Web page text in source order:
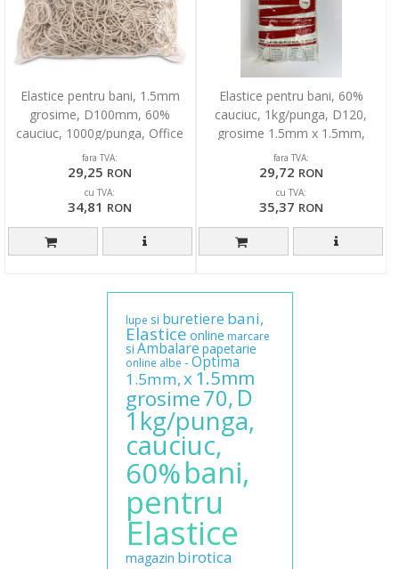
Elastice pentru bani, 1.5mm
grosime, D100mm, 60%
cauciuc, 1000g/punga, Office
Products -culoare alba
fara TVA:
29,25 RON
cu TVA:
34,81 RON
Elastice pentru bani, 60%
cauciuc, 1kg/punga, D120,
grosime 1.5mm x 1.5mm,
Optima - albe
fara TVA:
29,72 RON
cu TVA:
35,37 RON
lupe si buretiere bani,
Elastice online marcare
si Ambalare papetarie
online albe - Optima
1.5mm,x 1.5mm
grosime70, D
1kg/punga,
cauciuc,
60%bani,
pentru
Elastice
magazin birotica